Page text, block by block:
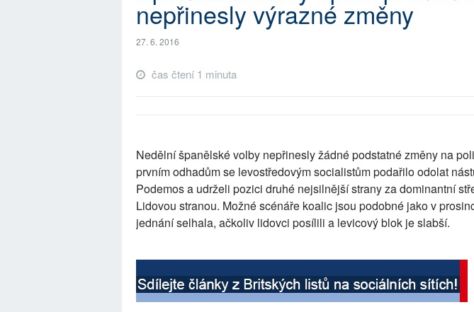
nepřinesly výrazné změny
27. 6. 2016
čas čtení 1 minuta
Nedělní španělské volby nepřinesly žádné podstatné změny na
prvním odhadům se levostředovým socialistům podařilo odolat
Podemos a udrželi pozici druhé nejsilnější strany za dominantní
Lidovou stranou. Možné scénáře koalic jsou podobné jako v
jednání selhala, ačkoliv lidovci posílili a levicový blok je slabší.